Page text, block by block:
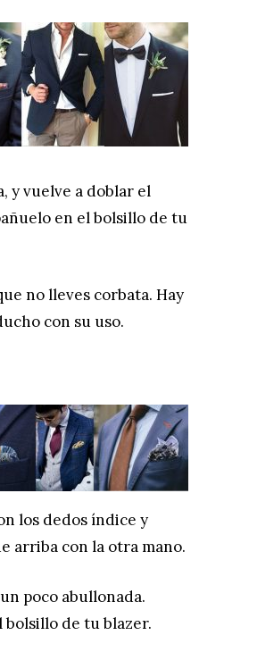
y vuelve a doblar el
en el bolsillo de tu
no lleves corbata. Hay
con su uso.
los dedos índice y
arriba con la otra mano.
poco abullonada.
bolsillo de tu blazer.